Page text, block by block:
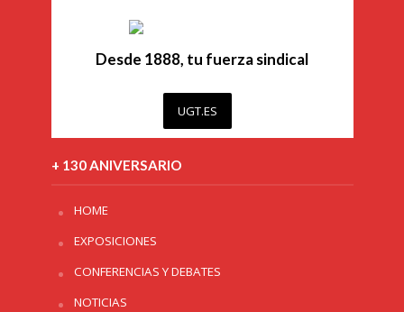
Desde 1888, tu fuerza sindical
UGT.ES
+ 130 ANIVERSARIO
HOME
EXPOSICIONES
CONFERENCIAS Y DEBATES
NOTICIAS